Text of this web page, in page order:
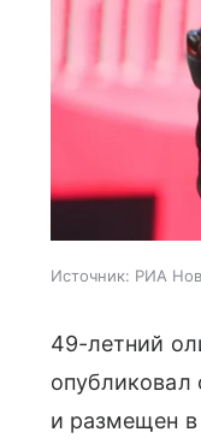
Источник: РИА
49-летний
и размещен